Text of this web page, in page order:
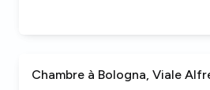
Chambre à Bologna, Viale